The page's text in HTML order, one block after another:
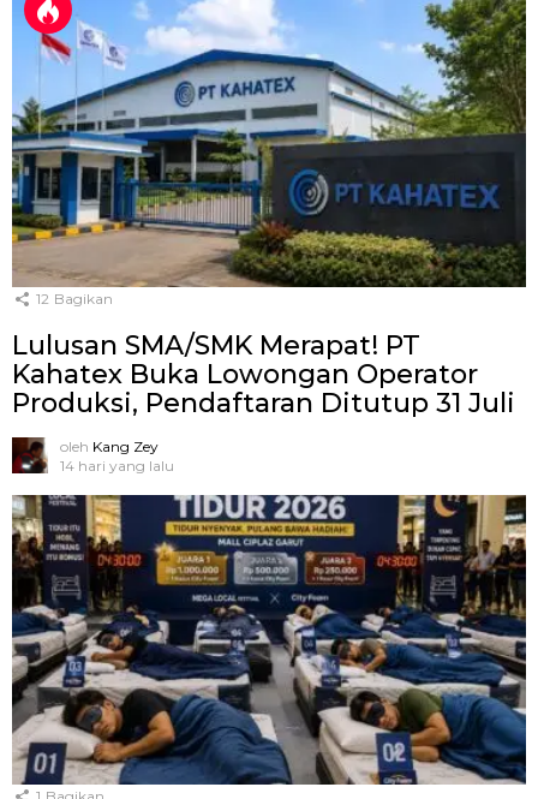
12 Bagikan
Lulusan SMA/SMK Merapat! PT
Kahatex Buka Lowongan Operator
Produksi, Pendaftaran Ditutup 31 Juli
oleh Kang Zey
14 hari yang lalu